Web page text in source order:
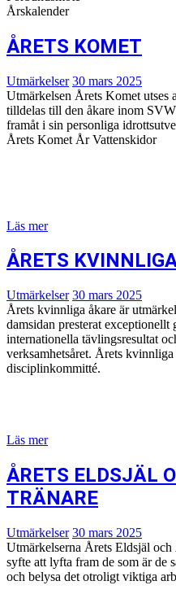
Årskalender
ÅRETS KOMET
Utmärkelser 30 mars 2025
Utmärkelsen Årets Komet utses
tilldelas till den åkare inom
framåt i sin personliga
Årets Komet År Vattenskidor
Läs mer
ÅRETS
Utmärkelser 30 mars 2025
Årets kvinnliga åkare är
damsidan presterat exceptionellt
internationella tävlingsresultat
verksamhetsåret. Årets
disciplinkommitté.
Läs mer
ÅRETS ELDSJÄL
TRÄNARE
Utmärkelser 30 mars 2025
Utmärkelserna Årets Eldsjäl
syfte att lyfta fram de som är de
och belysa det otroligt viktiga